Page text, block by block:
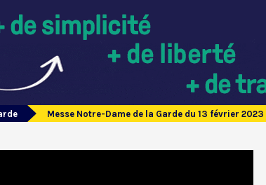
Messe Notre-Dame de la Garde du 13 février 2023